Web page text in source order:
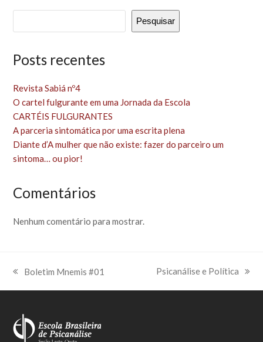
Pesquisar
Posts recentes
Revista Sabiá nº4
O cartel fulgurante em uma Jornada da Escola
CARTÉIS FULGURANTES
A parceria sintomática por uma escrita plena
Diante d’A mulher que não existe: fazer do parceiro um
sintoma… ou pior!
Comentários
Nenhum comentário para mostrar.
previous
post:
Boletim Mnemis #01
next
post:
Psicanálise e Política